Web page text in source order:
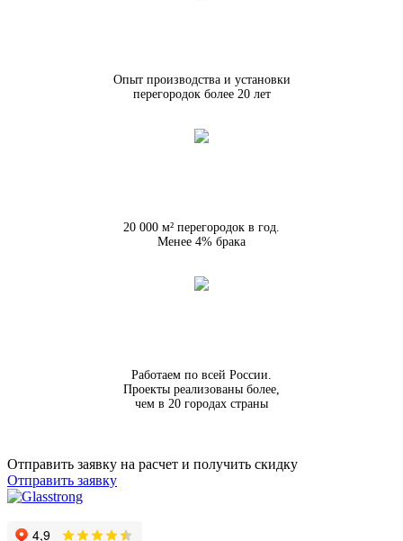
Опыт производства и установки
перегородок более 20 лет
20 000 м² перегородок в год.
Менее 4% брака
Работаем по всей России.
Проекты реализованы более,
чем в 20 городах страны
Отправить заявку на расчет и получить скидку
Отправить заявку